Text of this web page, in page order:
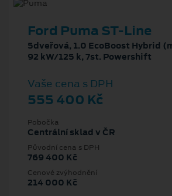
Ford Puma ST-Line
5dveřová, 1.0 EcoBoost Hybrid
92 kW/125 k, 7st. Powershift
Vaše cena s DPH
555 400 Kč
Pobočka
Centrální sklad v ČR
Původní cena s DPH
769 400 Kč
Cenové zvýhodnění
214 000 Kč